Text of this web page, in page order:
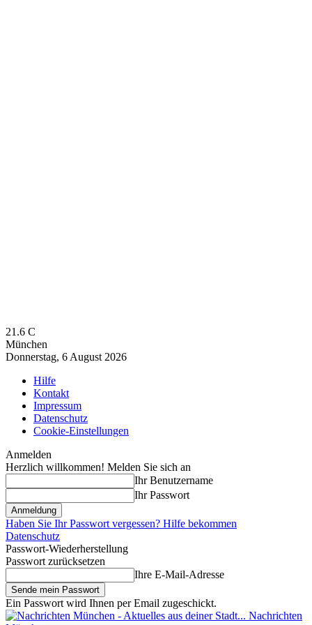
21.6 C
München
Donnerstag, 6 August 2026
Hilfe
Kontakt
Impressum
Datenschutz
Cookie-Einstellungen
Anmelden
Herzlich willkommen! Melden Sie sich an
Ihr Benutzername
Ihr Passwort
Haben Sie Ihr Passwort vergessen? Hilfe bekommen
Datenschutz
Passwort-Wiederherstellung
Passwort zurücksetzen
Ihre E-Mail-Adresse
Ein Passwort wird Ihnen per Email zugeschickt.
Nachrichten